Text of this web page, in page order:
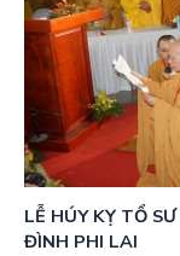
LỄ HÚY KỴ TỔ
ĐÌNH PHI LAI